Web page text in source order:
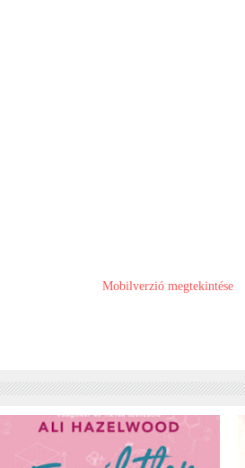
Mobilverzió megtekintése